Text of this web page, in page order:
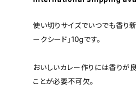
使い切りサイズでいつでも香り新
ークシード」10gです。
おいしいカレー作りには香りが
ことが必要不可欠。